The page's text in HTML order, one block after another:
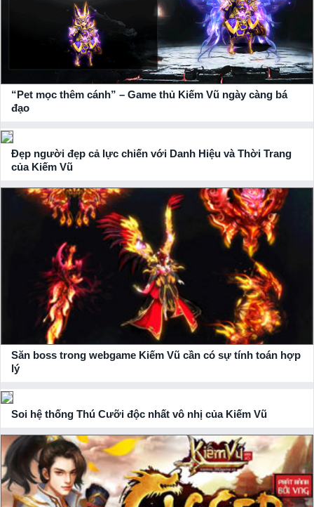
“Pet mọc thêm cánh” – Game thủ Kiếm Vũ ngày càng bá
đạo
Đẹp người đẹp cả lực chiến với Danh Hiệu và Thời Trang
của Kiếm Vũ
Săn boss trong webgame Kiếm Vũ cần có sự tính toán hợp
lý
Soi hệ thống Thú Cưỡi độc nhất vô nhị của Kiếm Vũ